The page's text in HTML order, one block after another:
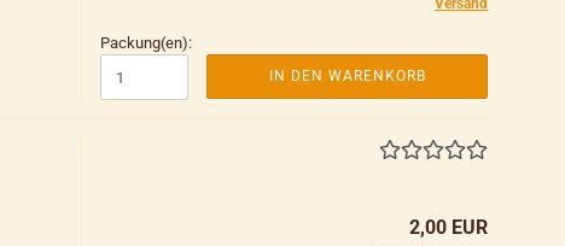
Versand
Packung(en):
IN DEN WARENKORB
2,00 EUR